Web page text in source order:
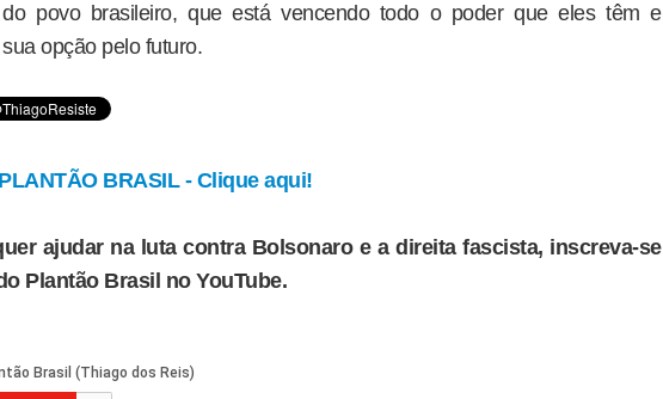
povo brasileiro, que está vencendo todo o poder que eles têm e
opção pelo futuro.
BRASIL - Clique aqui!
ajudar na luta contra Bolsonaro e a direita fascista, inscreva-se
Plantão Brasil no YouTube.